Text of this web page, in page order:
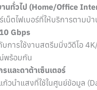
านทั่วไป (Home/Office
เน็ตไฟเบอร์ที่ให้บริการตาม
10 Gbps
บการใช้งานสตรีมมิ่งวิดีโอ
พร้อมกัน
และดาต้าเซ็นเตอร์
ก้วนำแสงที่ใช้ในศูนย์ข้อมูล